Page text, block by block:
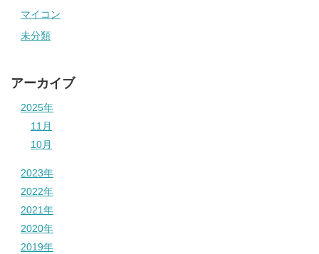
マイコン
未分類
アーカイブ
2025年
11月
10月
2023年
2022年
2021年
2020年
2019年